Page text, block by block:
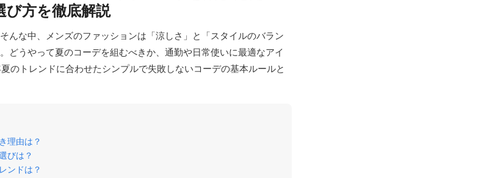
び方を徹底解説
んな中、メンズのファッションは「涼しさ」と「スタイルのバラン
どうやって夏のコーデを組むべきか、通勤や日常使いに最適なアイ
のトレンドに合わせたシンプルで失敗しないコーデの基本ルールと
理由は？
びは？
ンドは？